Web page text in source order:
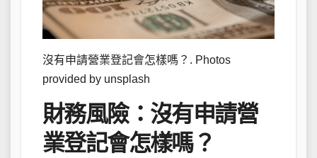
沒有申請營業登記會怎樣嗎？. Photos
provided by unsplash
財務風險：沒有申請營
業登記會怎樣嗎？